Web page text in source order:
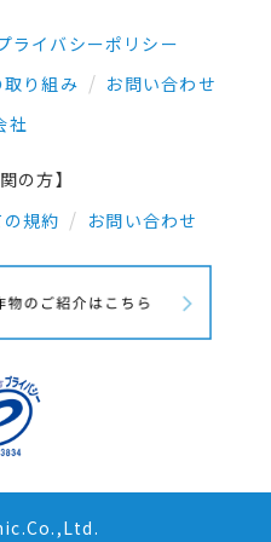
ライバシーポリシー
り組み
お問い合わせ
社
の方】
規約
お問い合わせ